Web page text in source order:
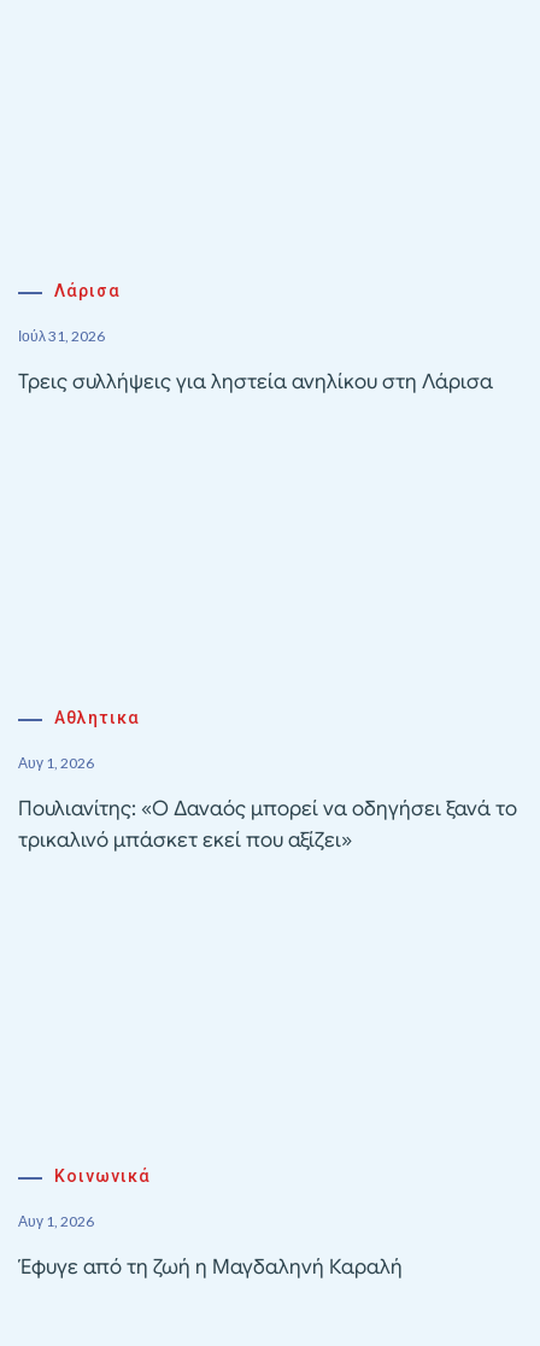
Λάρισα
Ιούλ 31, 2026
Τρεις συλλήψεις για ληστεία ανηλίκου στη Λάρισα
Αθλητικα
Αυγ 1, 2026
Πουλιανίτης: «Ο Δαναός μπορεί να οδηγήσει ξανά το
τρικαλινό μπάσκετ εκεί που αξίζει»
Κοινωνικά
Αυγ 1, 2026
Έφυγε από τη ζωή η Μαγδαληνή Καραλή